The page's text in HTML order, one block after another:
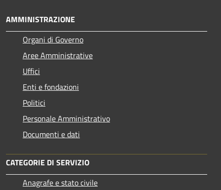
AMMINISTRAZIONE
Organi di Governo
Aree Amministrative
Uffici
Enti e fondazioni
Politici
Personale Amministrativo
Documenti e dati
CATEGORIE DI SERVIZIO
Anagrafe e stato civile